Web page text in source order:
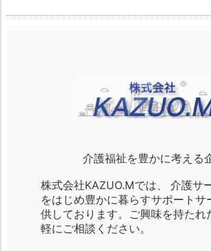
介護福祉を豊かに考える
株式会社KAZUO.Mでは、 介護サ
をはじめ豊かに暮らすサポートサ
供しております。ご興味を持たれ
軽にご相談ください。